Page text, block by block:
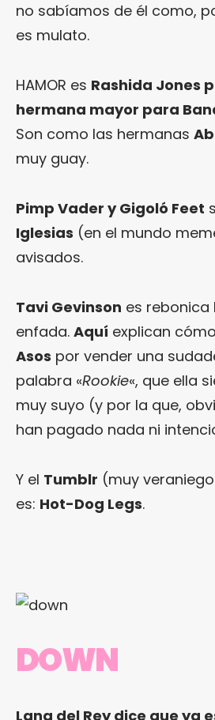
no sabíamos de él como,
es mulato.
HAMOR es Rashida Jones
hermana mayor para
Son como las hermanas
muy guay.
Pimp Vader y Gigoló Feet
Iglesias (en el mundo
avisados.
Tavi Gevinson es
enfada. Aquí explican
Asos por vender una
palabra «Rookie«, que ella
muy suyo (y por la que,
han pagado nada ni
Y el Tumblr (muy
es: Hot-Dog Legs.
DOWN
Lana del Rey dice que ya